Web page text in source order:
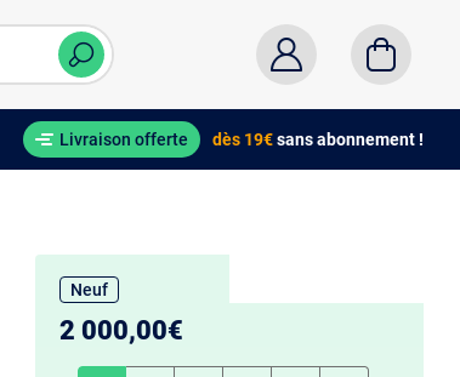
Livraison offerte dès 19€sans abonnement !
Neuf
2 000,00€